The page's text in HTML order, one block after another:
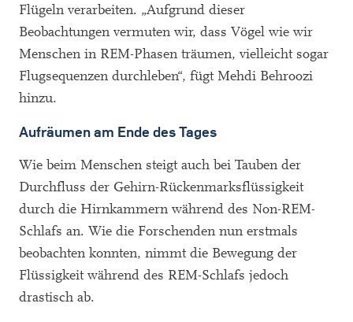
Flügeln verarbeiten. „Aufgrund dieser
Beobachtungen vermuten wir, dass Vögel wie wir
Menschen in REM-Phasen träumen, vielleicht sogar
Flugsequenzen durchleben“, fügt Mehdi Behroozi
hinzu.
Aufräumen am Ende des Tages
Wie beim Menschen steigt auch bei Tauben der
Durchfluss der Gehirn-Rückenmarksflüssigkeit
durch die Hirnkammern während des Non-REM-
Schlafs an. Wie die Forschenden nun erstmals
beobachten konnten, nimmt die Bewegung der
Flüssigkeit während des REM-Schlafs jedoch
drastisch ab.